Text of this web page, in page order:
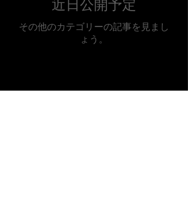
その他のカテゴリーの記事を見まし
ょう。